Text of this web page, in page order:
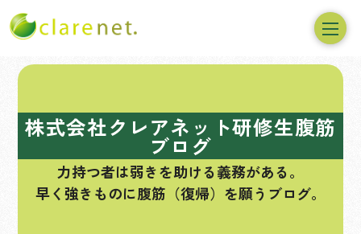
株式会社クレアネット研修生腹筋
ブログ
力持つ者は弱きを助ける義務がある。
早く強きものに腹筋（復帰）を願うブログ。